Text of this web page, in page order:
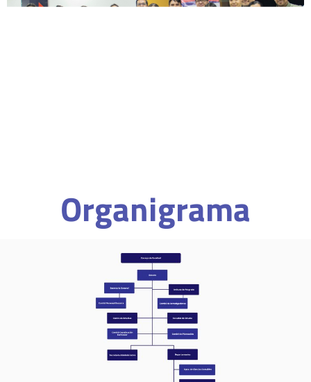
Organigrama